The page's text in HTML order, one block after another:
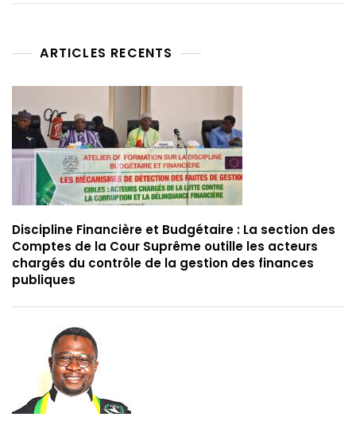
ARTICLES RECENTS
Discipline Financière et Budgétaire : La section des
Comptes de la Cour Suprême outille les acteurs
chargés du contrôle de la gestion des finances
publiques